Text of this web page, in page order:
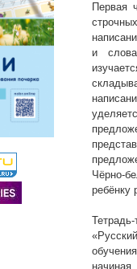
Первая
и
Чёрно-
ребёнку